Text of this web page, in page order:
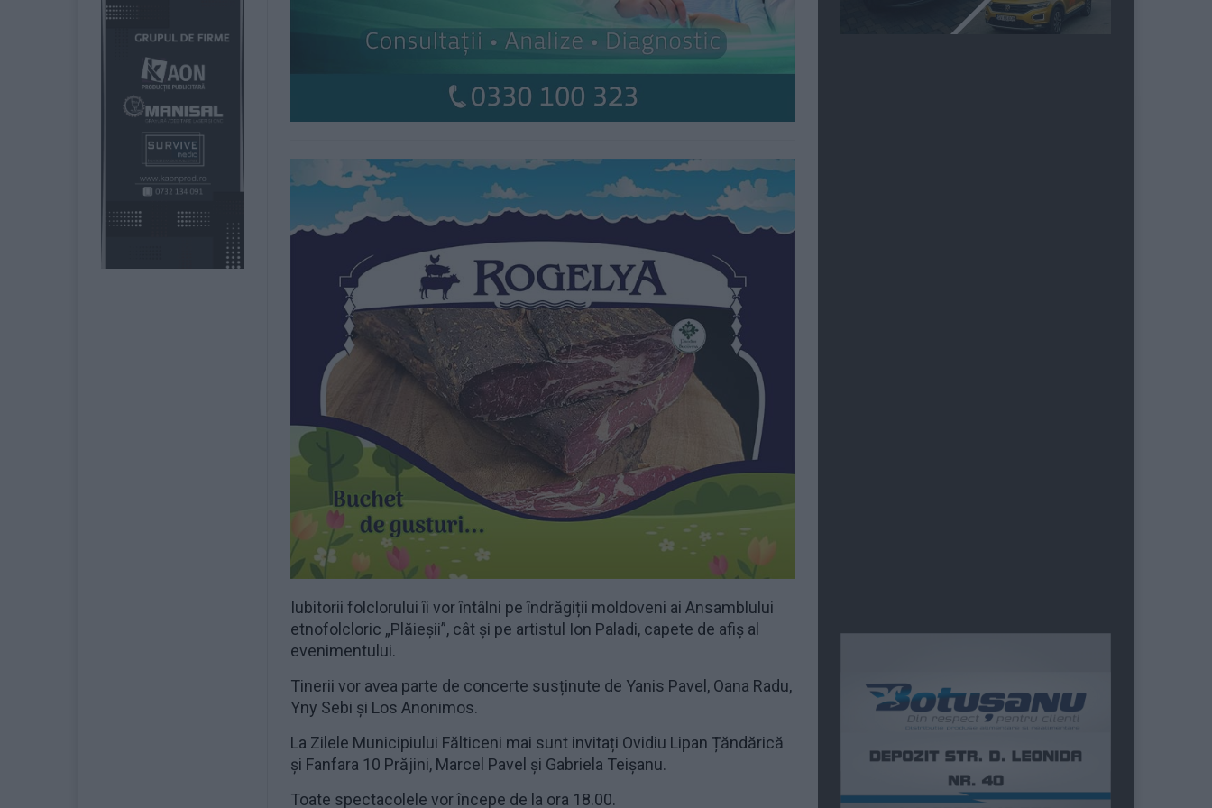
Iubitorii folclorului îi vor întâlni pe îndrăgiții moldoveni ai Ansamblului
etnofolcloric „Plăieșii”, cât și pe artistul Ion Paladi, capete de afiș al
evenimentului.
Tinerii vor avea parte de concerte susținute de Yanis Pavel, Oana Radu,
Yny Sebi și Los Anonimos.
La Zilele Municipiului Fălticeni mai sunt invitați Ovidiu Lipan Țăndărică
și Fanfara 10 Prăjini, Marcel Pavel și Gabriela Teișanu.
Toate spectacolele vor începe de la ora 18.00.